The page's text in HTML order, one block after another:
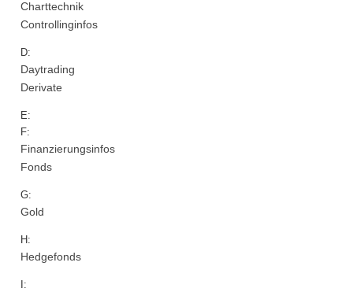
Charttechnik
Controllinginfos
D:
Daytrading
Derivate
E:
F:
Finanzierungsinfos
Fonds
G:
Gold
H:
Hedgefonds
I: